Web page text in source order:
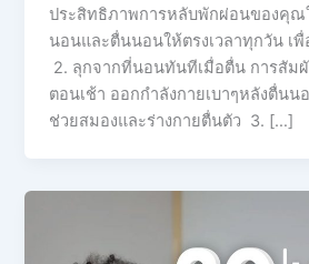
ประสิทธิภาพการหลับพักผ่อนของคุณ
นอนและตื่นนอนให้ตรงเวลาทุกวัน เ
2. ลุกจากที่นอนทันทีเมื่อตื่น การสัม
ตอนเช้า ออกกำลังกายเบาๆหลังตื่นน
ช่วยสมองและร่างกายตื่นตัว 3. […]